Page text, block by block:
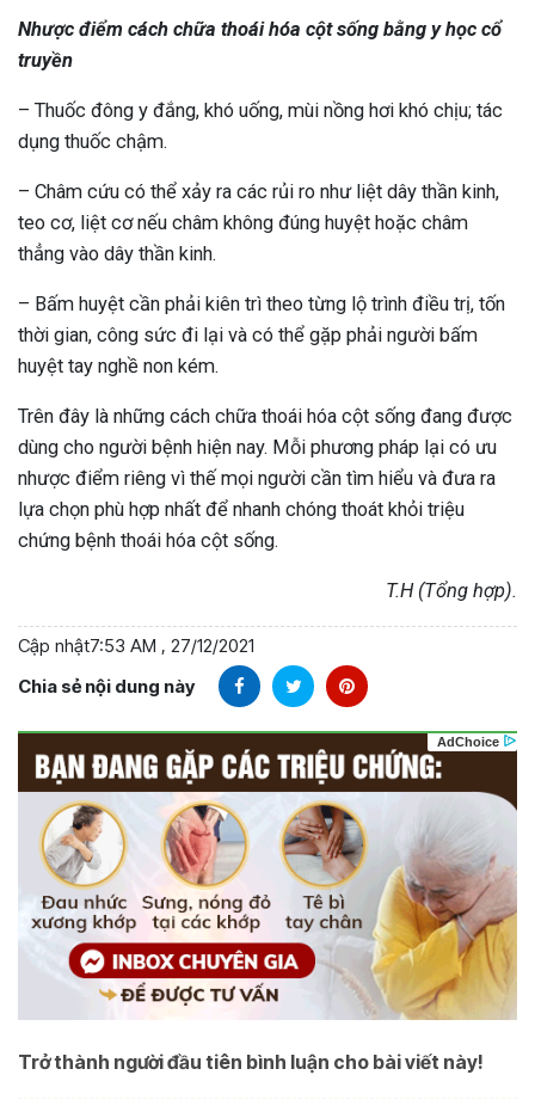
Nhược điểm cách chữa thoái hóa cột sống bằng y học cổ
truyền
– Thuốc đông y đắng, khó uống, mùi nồng hơi khó chịu; tác
dụng thuốc chậm.
– Châm cứu có thể xảy ra các rủi ro như liệt dây thần kinh,
teo cơ, liệt cơ nếu châm không đúng huyệt hoặc châm
thẳng vào dây thần kinh.
– Bấm huyệt cần phải kiên trì theo từng lộ trình điều trị, tốn
thời gian, công sức đi lại và có thể gặp phải người bấm
huyệt tay nghề non kém.
Trên đây là những cách chữa thoái hóa cột sống đang được
dùng cho người bệnh hiện nay. Mỗi phương pháp lại có ưu
nhược điểm riêng vì thế mọi người cần tìm hiểu và đưa ra
lựa chọn phù hợp nhất để nhanh chóng thoát khỏi triệu
chứng bệnh thoái hóa cột sống.
T.H (Tổng hợp).
Cập nhật7:53 AM , 27/12/2021
Chia sẻ nội dung này
Trở thành người đầu tiên bình luận cho bài viết này!